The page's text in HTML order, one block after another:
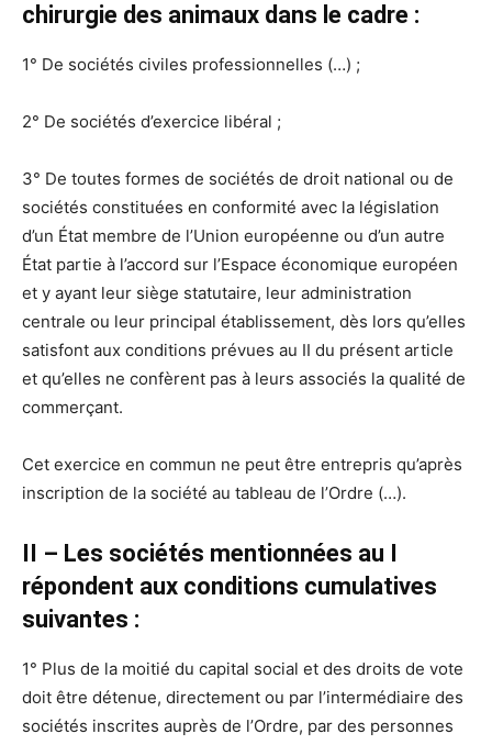
chirurgie des animaux dans le cadre :
1° De sociétés civiles professionnelles (…) ;
2° De sociétés d’exercice libéral ;
3° De toutes formes de sociétés de droit national ou de
sociétés constituées en conformité avec la législation
d’un État membre de l’Union européenne ou d’un autre
État partie à l’accord sur l’Espace économique européen
et y ayant leur siège statutaire, leur administration
centrale ou leur principal établissement, dès lors qu’elles
satisfont aux conditions prévues au II du présent article
et qu’elles ne confèrent pas à leurs associés la qualité de
commerçant.
Cet exercice en commun ne peut être entrepris qu’après
inscription de la société au tableau de l’Ordre (…).
II – Les sociétés mentionnées au I
répondent aux conditions cumulatives
suivantes :
1° Plus de la moitié du capital social et des droits de vote
doit être détenue, directement ou par l’intermédiaire des
sociétés inscrites auprès de l’Ordre, par des personnes